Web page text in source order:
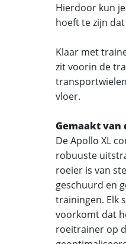
Hierdoor kun
hoeft te zijn
Klaar met
zit voorin de
vloer.
Gemaakt van
De Apollo XL
robuuste
roeier is van
geschuurd en
trainingen. Elk
voorkomt dat
roeitrainer op